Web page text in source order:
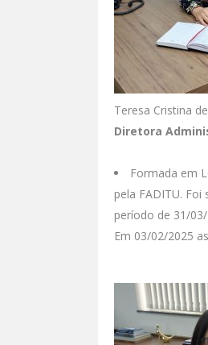
Teresa Cristina
Diretora
Formada em
pela FADITU.
período de 31/
Em 03/02/2025